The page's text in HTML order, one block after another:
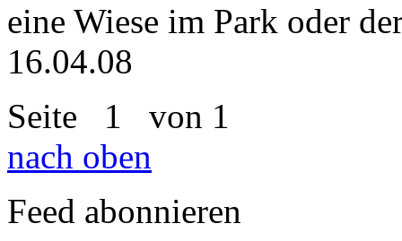
eine Wiese im Park oder
16.04.08
Seite 1 von 1
nach oben
Feed abonnieren